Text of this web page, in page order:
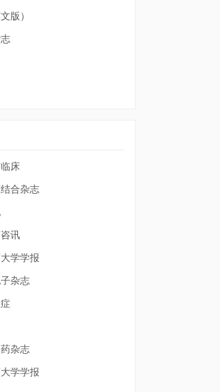
版）
床
合杂志
讯
学学报
杂志
杂志
学学报